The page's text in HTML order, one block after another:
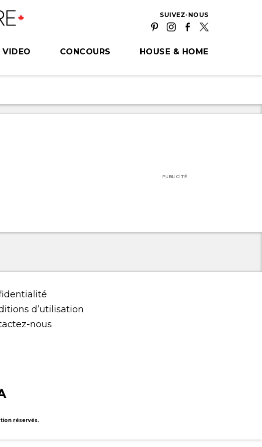
SUIVEZ-NOUS
VIDEO CONCOURS HOUSE & HOME
PUBLICITÉ
d’utilisation
nous
réservés.